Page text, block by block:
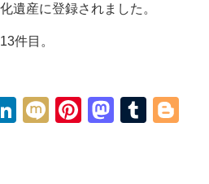
遺産に登録されました。
件目。
LinkedIn
MixiPinterest